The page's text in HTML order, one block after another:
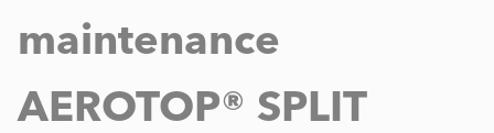
maintenance
AEROTOP® SPLIT